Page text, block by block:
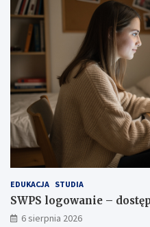
EDUKACJA STUDIA
SWPS logowanie –
6 sierpnia 2026